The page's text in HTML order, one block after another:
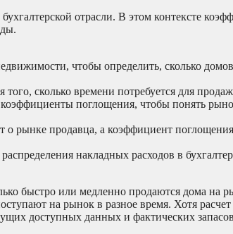
отрасли. В этом контексте
чтобы определить, сколько
сколько времени потребуется для
поглощения, чтобы понять
рынке продавца, а коэффициент поглощения
накладных расходов в
быстро или медленно продаются дома
на рынок в разное время. Хотя
доступных данных и фактических